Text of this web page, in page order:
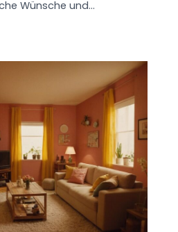
Wünsche und…